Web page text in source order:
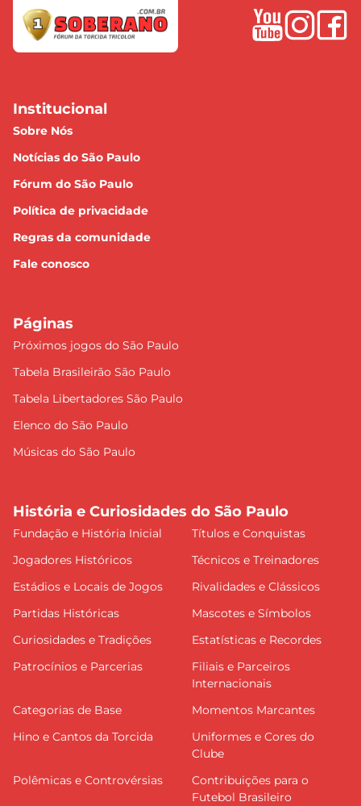
Institucional
Sobre Nós
Notícias do São Paulo
Fórum do São Paulo
Política de privacidade
Regras da comunidade
Fale conosco
Páginas
Próximos jogos do São Paulo
Tabela Brasileirão São Paulo
Tabela Libertadores São Paulo
Elenco do São Paulo
Músicas do São Paulo
História e Curiosidades do São Paulo
Fundação e História Inicial
Títulos e Conquistas
Jogadores Históricos
Técnicos e Treinadores
Estádios e Locais de Jogos
Rivalidades e Clássicos
Partidas Históricas
Mascotes e Símbolos
Curiosidades e Tradições
Estatísticas e Recordes
Patrocínios e Parcerias
Filiais e Parceiros
Internacionais
Categorias de Base
Momentos Marcantes
Hino e Cantos da Torcida
Uniformes e Cores do
Clube
Polêmicas e Controvérsias
Contribuições para o
Futebol Brasileiro